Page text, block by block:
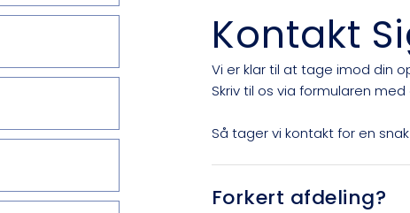
Kontakt
Vi er klar til at tage imod din
Skriv til os via formularen
Så tager vi kontakt for en
Forkert afdeling? ​